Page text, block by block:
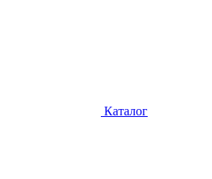
Каталог